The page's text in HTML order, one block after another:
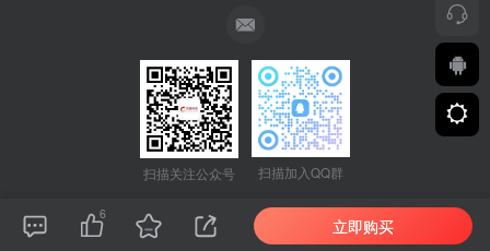
扫描关注公众号 扫描加入QQ群
6
立即购买